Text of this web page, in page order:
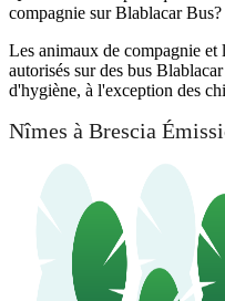
compagnie sur Blablacar Bus?
Les animaux de compagnie et
autorisés sur des bus
d'hygiène, à l'exception des
Nîmes à Brescia